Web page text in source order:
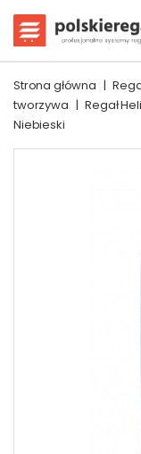
Strona główna |
tworzywa | Regał
Niebieski